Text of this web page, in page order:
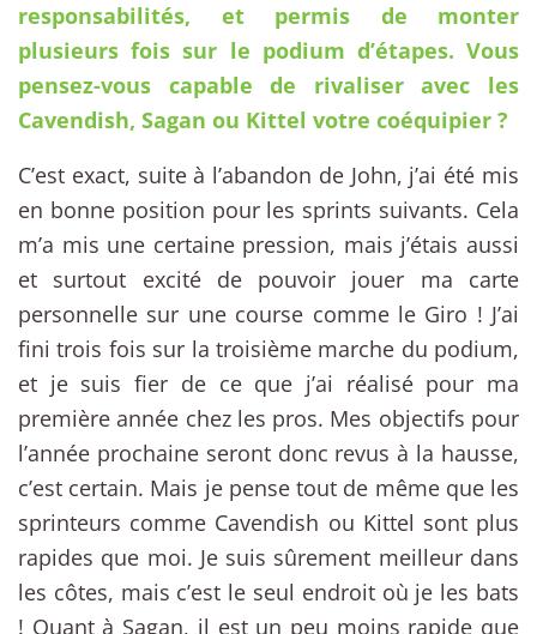
responsabilités, et permis de monter
plusieurs fois sur le podium d’étapes. Vous
pensez-vous capable de rivaliser avec les
Cavendish, Sagan ou Kittel votre coéquipier ?
C’est exact, suite à l’abandon de John, j’ai été mis
en bonne position pour les sprints suivants. Cela
m’a mis une certaine pression, mais j’étais aussi
et surtout excité de pouvoir jouer ma carte
personnelle sur une course comme le Giro ! J’ai
fini trois fois sur la troisième marche du podium,
et je suis fier de ce que j’ai réalisé pour ma
première année chez les pros. Mes objectifs pour
l’année prochaine seront donc revus à la hausse,
c’est certain. Mais je pense tout de même que les
sprinteurs comme Cavendish ou Kittel sont plus
rapides que moi. Je suis sûrement meilleur dans
les côtes, mais c’est le seul endroit où je les bats
! Quant à Sagan, il est un peu moins rapide que